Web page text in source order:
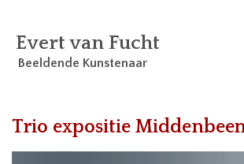
Evert van Fucht
Beeldende Kunstenaar
Trio expositie